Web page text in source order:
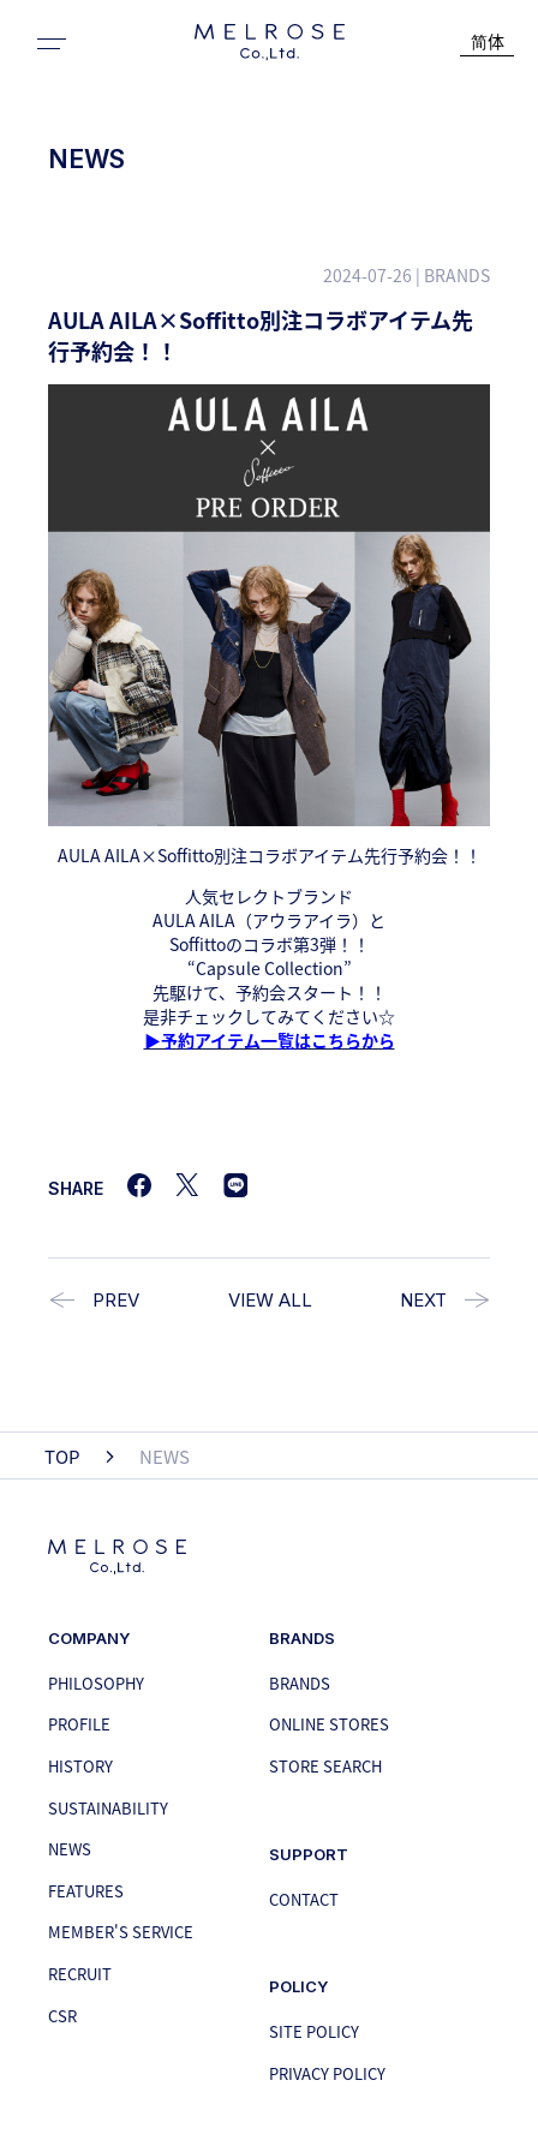
简体
NEWS
2024-07-26 | BRANDS
AULA AILA×Soffitto別注コラボアイテム先
行予約会！！
AULA AILA×Soffitto別注コラボアイテム先行予約会！！
人気セレクトブランド
AULA AILA（アウラアイラ）と
Soffittoのコラボ第3弾！！
“Capsule Collection”
先駆けて、予約会スタート！！
是非チェックしてみてください☆
▶予約アイテム一覧はこちらから
SHARE
PREV VIEW ALL NEXT
TOP NEWS
COMPANY
PHILOSOPHY
PROFILE
HISTORY
SUSTAINABILITY
NEWS
FEATURES
MEMBER'S SERVICE
RECRUIT
CSR
BRANDS
BRANDS
ONLINE STORES
STORE SEARCH
SUPPORT
CONTACT
POLICY
SITE POLICY
PRIVACY POLICY